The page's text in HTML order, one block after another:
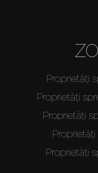
Proprietăți
Proprietăți
Proprietăți
Proprietăți